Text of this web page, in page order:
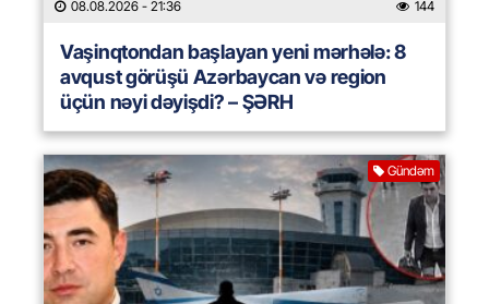
08.08.2026 - 21:36 144
Vaşinqtondan başlayan yeni mərhələ: 8
avqust görüşü Azərbaycan və region
üçün nəyi dəyişdi? – ŞƏRH
Gündəm